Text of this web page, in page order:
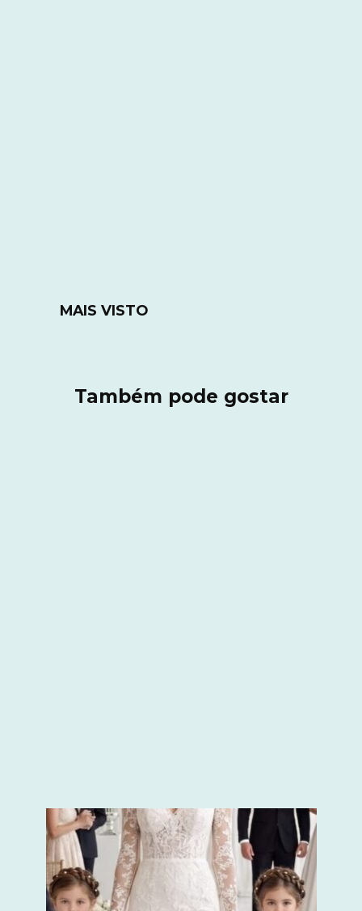
MAIS VISTO
Também pode gostar